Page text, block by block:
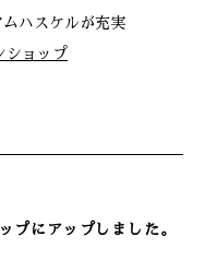
ムハスケルが充実
ショップ
プにアップしました。